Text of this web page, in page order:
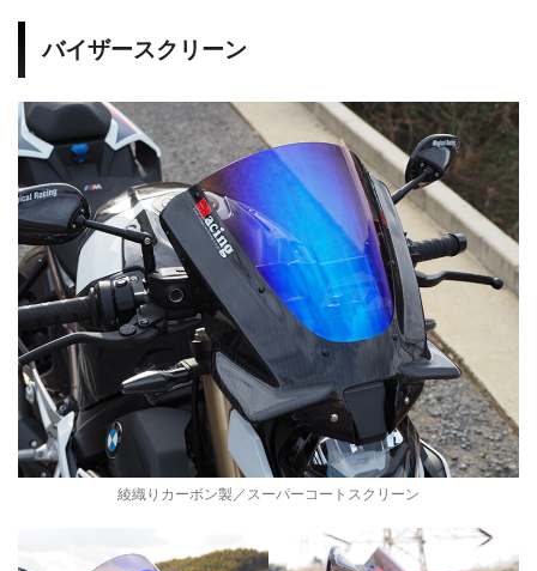
S
1
0
0
0
R
S
バイザースクリーン
綾織りカーボン製／スーパーコートスクリーン